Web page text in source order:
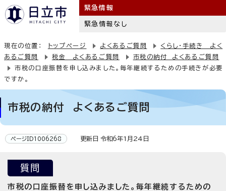
緊急情報
緊急情報なし
現在の位置： トップページ よくあるご質問
くらし・手続き よく
あるご質問
税金 よくあるご質問
市税の納付 よくあるご質問
市税の口座振替を申し込みました。毎年継続するための手続きが必要
ですか。
市税の納付 よくあるご質問
ページID1006268 更新日 令和6年1月24日
質問
市税の口座振替を申し込みました。毎年継続するための